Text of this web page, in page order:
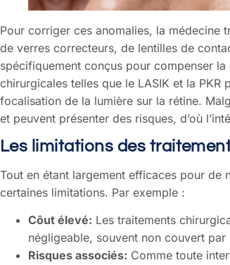
Pour corriger ces anomalies, la
de verres correcteurs, de lentilles de
spécifiquement conçus pour compenser
chirurgicales telles que le LASIK et la PKR
focalisation de la lumière sur la rétine.
et peuvent présenter des risques, d’où
Les limitations des
Tout en étant largement efficaces pour de
certaines limitations. Par exemple :
Côut élevé: Les traitements
négligeable, souvent non couvert par
Risques associés: Comme toute